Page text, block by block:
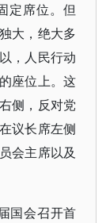
定席位。但
大，绝大多
，人民行动
座位上。这
侧，反对党
议长席左侧
会主席以及
国会召开首